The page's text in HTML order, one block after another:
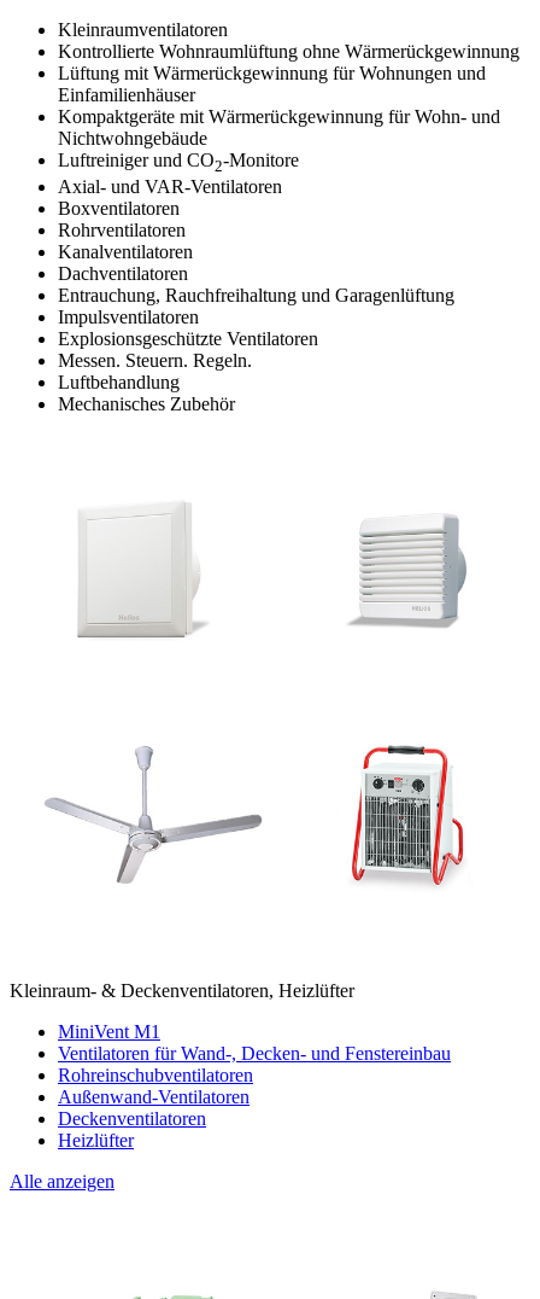
Kleinraumventilatoren
Kontrollierte Wohnraumlüftung ohne Wärmerückgewinnung
Lüftung mit Wärmerückgewinnung für Wohnungen und
Einfamilienhäuser
Kompaktgeräte mit Wärmerückgewinnung für Wohn- und
Nichtwohngebäude
Luftreiniger und CO2-Monitore
Axial- und VAR-Ventilatoren
Boxventilatoren
Rohrventilatoren
Kanalventilatoren
Dachventilatoren
Entrauchung, Rauchfreihaltung und Garagenlüftung
Impulsventilatoren
Explosionsgeschützte Ventilatoren
Messen. Steuern. Regeln.
Luftbehandlung
Mechanisches Zubehör
Kleinraum- & Deckenventilatoren, Heizlüfter
MiniVent M1
Ventilatoren für Wand-, Decken- und Fenstereinbau
Rohreinschubventilatoren
Außenwand-Ventilatoren
Deckenventilatoren
Heizlüfter
Alle anzeigen